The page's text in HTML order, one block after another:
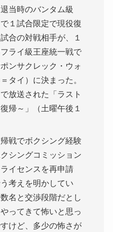
当時のバンタム級
１試合限定で現役復
合の対戦相手が、１
ライ級王座統一戦で
ンサクレック・ウォ
タイ）に決まった。
放送された「ラスト
帰～」（土曜午後１
戦でボクシング経験
シングコミッション
イセンスを再申請
考えを明かしてい
名と交渉段階だとし
ってきて怖いと思っ
けど、多少の怖さが